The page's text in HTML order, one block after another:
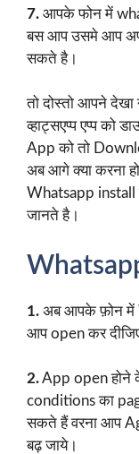
7. आपके फोन में
बस आप उसमे आप
सकते है।
तो दोस्तो आपने
व्हाट्सएप्प एप्प को
App को तो
अब आगे क्या करना
Whatsapp install
जानते है।
1. अब आपके फ़ोन में
आप open कर
2.App open होने
conditions का
सकते हैं वरना आप
बढ़ जाये।